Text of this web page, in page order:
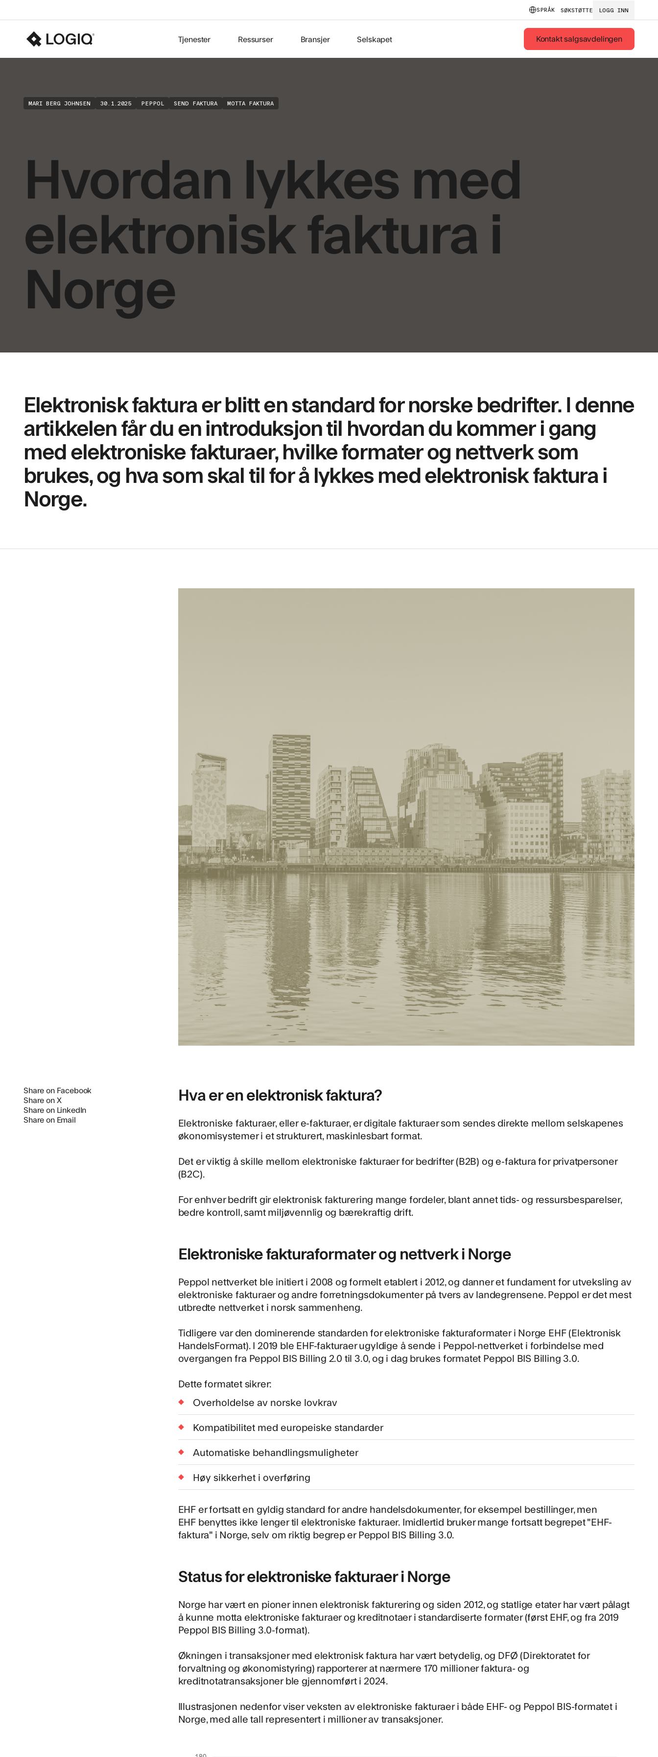
SPRÅK SØKSTØTTE LOGG INN
Tjenester Ressurser Bransjer Selskapet Kontakt salgsavdelingen
MARI BERG JOHNSEN 30.1.2025 PEPPOL SEND FAKTURA MOTTA FAKTURA
Hvordan lykkes med
elektronisk faktura i
Norge
Elektronisk faktura er blitt en standard for norske bedrifter. I denne
artikkelen får du en introduksjon til hvordan du kommer i gang
med elektroniske fakturaer, hvilke formater og nettverk som
brukes, og hva som skal til for å lykkes med elektronisk faktura i
Norge.
Share on Facebook
Share on X
Share on LinkedIn
Share on Email
Hva er en elektronisk faktura?
Elektroniske fakturaer, eller e-fakturaer, er digitale fakturaer som sendes direkte mellom selskapenes
økonomisystemer i et strukturert, maskinlesbart format.
Det er viktig å skille mellom elektroniske fakturaer for bedrifter (B2B) oge-faktura for privatpersoner
(B2C).
For enhver bedrift gir elektronisk fakturering mange fordeler, blant annet tids- og ressursbesparelser,
bedre kontroll, samt miljøvennlig og bærekraftig drift.
Elektroniske fakturaformater og nettverk i Norge
Peppol nettverket ble initiert i 2008 og formelt etablert i 2012, og danner et fundament for utveksling av
elektroniske fakturaer og andre forretningsdokumenter på tvers av landegrensene. Peppol er det mest
utbredte nettverket i norsk sammenheng.
Tidligere var den dominerende standarden for elektroniske fakturaformater i Norge EHF (Elektronisk
HandelsFormat). I 2019 ble EHF-fakturaer ugyldige å sende i Peppol-nettverket i forbindelse med
overgangen fra Peppol BIS Billing 2.0 til 3.0, og i dag brukes formatet Peppol BIS Billing 3.0.
Dette formatet sikrer:
Overholdelse av norske lovkrav
Kompatibilitet med europeiske standarder
Automatiske behandlingsmuligheter
Høy sikkerhet i overføring
EHF er fortsatt en gyldig standard for andre handelsdokumenter, for eksempel bestillinger, men
EHF benyttes ikke lenger til elektroniske fakturaer. Imidlertid bruker mange fortsatt begrepet "EHF-
faktura" i Norge, selv om riktig begrep er Peppol BIS Billing 3.0.
Status for elektroniske fakturaer i Norge
Norge har vært en pioner innen elektronisk fakturering og siden 2012, og statlige etater har vært pålagt
å kunne motta elektroniske fakturaer og kreditnotaer i standardiserte formater (først EHF, og fra 2019
Peppol BIS Billing 3.0-format).
Økningen i transaksjoner med elektronisk faktura har vært betydelig, og DFØ (Direktoratet for
forvaltning og økonomistyring) rapporterer at nærmere 170 millioner faktura- og
kreditnotatransaksjoner ble gjennomført i 2024.
Illustrasjonen nedenfor viser veksten av elektroniske fakturaer i både EHF- og Peppol BIS-formatet i
Norge, med alle tall representert i millioner av transaksjoner.